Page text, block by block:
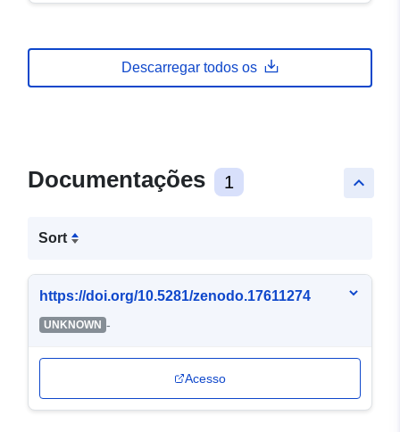
Descarregar todos os
keyboard_arrow_up
Documentações 1
Sort
https://doi.org/10.5281/zenodo.17611274
UNKNOWN -
Acesso